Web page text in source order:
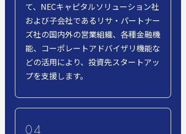
て、NECキャピタルソリューション社
および子会社であるリサ・パートナー
ズ社の国内外の営業組織、各種金融機
能、コーポレートアドバイザリ機能な
どの活用により、投資先スタートアッ
プを支援します。